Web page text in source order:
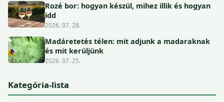
Rozé bor: hogyan készül, mihez illik és hogyan
idd
2026. 07. 28.
Madáretetés télen: mit adjunk a madaraknak
és mit kerüljünk
2026. 07. 25.
Kategória-lista